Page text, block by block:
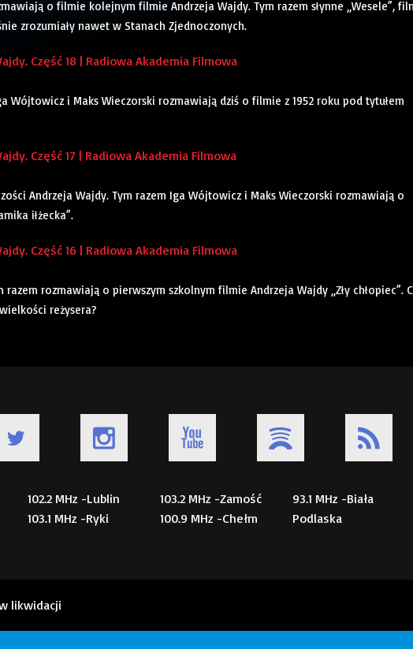
o filmie kolejnym filmie Andrzeja Wajdy. Tym razem słynne „Wesele”,
zrozumiały nawet w Stanach Zjednoczonych.
Część 18 | Radiowa Akademia Filmowa
Wójtowicz i Maks Wieczorski rozmawiają dziś o filmie z 1952 roku pod tytułem
Część 17 | Radiowa Akademia Filmowa
Andrzeja Wajdy. Tym razem Iga Wójtowicz i Maks Wieczorski rozmawiają o
iłżecka”.
Część 16 | Radiowa Akademia Filmowa
rozmawiają o pierwszym szkolnym filmie Andrzeja Wajdy „Zły chłopiec”.
reżysera?
102.2 MHz -Lublin
103.1 MHz -Ryki
103.2 MHz -Zamość
100.9 MHz -Chełm
93.1 MHz -Biała
Podlaska
likwidacji